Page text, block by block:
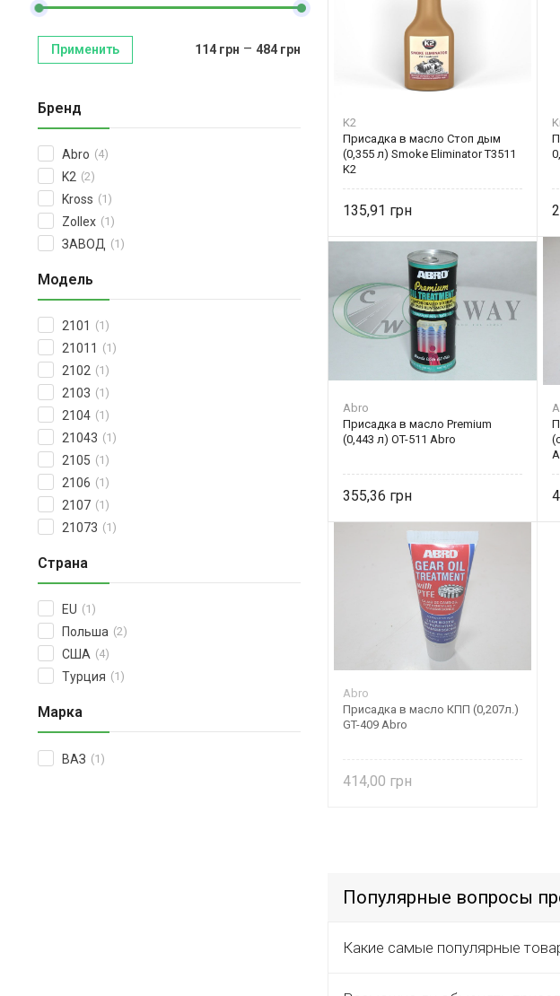
Применить 114грн – 484грн
Бренд
Abro (4)
K2 (2)
Kross (1)
Zollex (1)
ЗАВОД (1)
Модель
2101 (1)
21011 (1)
2102 (1)
2103 (1)
2104 (1)
21043 (1)
2105 (1)
2106 (1)
2107 (1)
21073 (1)
Страна
EU (1)
Польша (2)
США (4)
Турция (1)
Марка
ВАЗ (1)
K2
Присадка в масло Стоп дым
(0,355 л) Smoke Eliminator T3511
K2
135,91
Abro
Присадка в масло Premium
(0,443 л) OT-511 Abro
355,36
Abro
Присадка в масло КПП (0,207л.)
GT-409 Abro
414,00
Популярные вопросы
Какие самые популярные